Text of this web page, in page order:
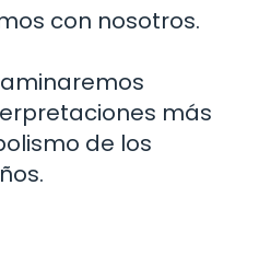
con nosotros.
más
de los